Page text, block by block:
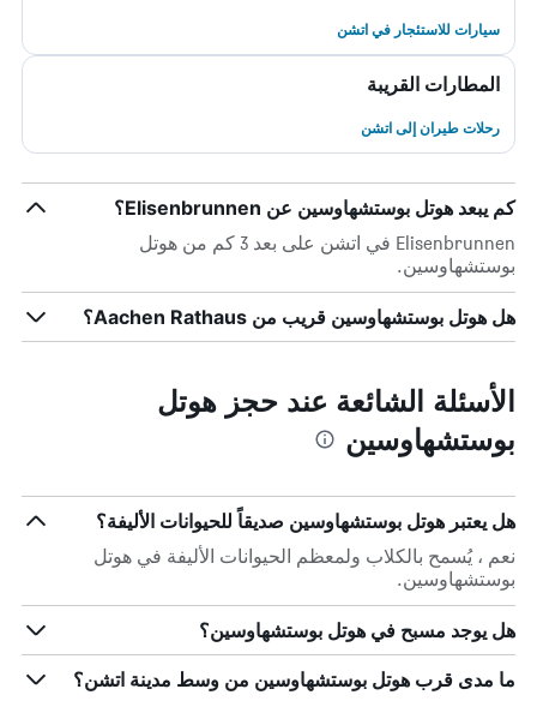
سيارات للاستئجار في اتشن
المطارات القريبة
رحلات طيران إلى اتشن
كم يبعد هوتل بوستشهاوسين عن Elisenbrunnen؟
Elisenbrunnen في اتشن على بعد 3 كم من هوتل
بوستشهاوسين.
هل هوتل بوستشهاوسين قريب من Aachen Rathaus؟
الأسئلة الشائعة عند حجز هوتل
بوستشهاوسين
هل يعتبر هوتل بوستشهاوسين صديقاً للحيوانات الأليفة؟
نعم ، يُسمح بالكلاب ولمعظم الحيوانات الأليفة في هوتل
بوستشهاوسين.
هل يوجد مسبح في هوتل بوستشهاوسين؟
ما مدى قرب هوتل بوستشهاوسين من وسط مدينة اتشن؟